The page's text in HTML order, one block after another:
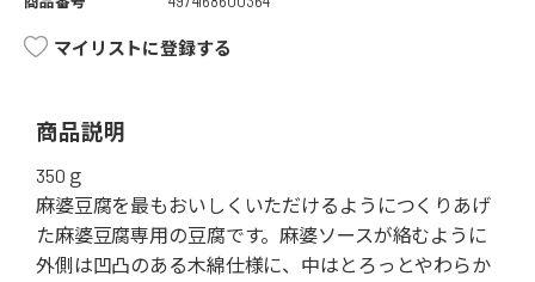
マイリストに登録する
商品説明
350ｇ
麻婆豆腐を最もおいしくいただけるようにつくりあげ
た麻婆豆腐専用の豆腐です。麻婆ソースが絡むように
外側は凹凸のある木綿仕様に、中はとろっとやわらか